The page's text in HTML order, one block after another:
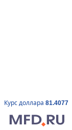
Курс доллара 81.4077